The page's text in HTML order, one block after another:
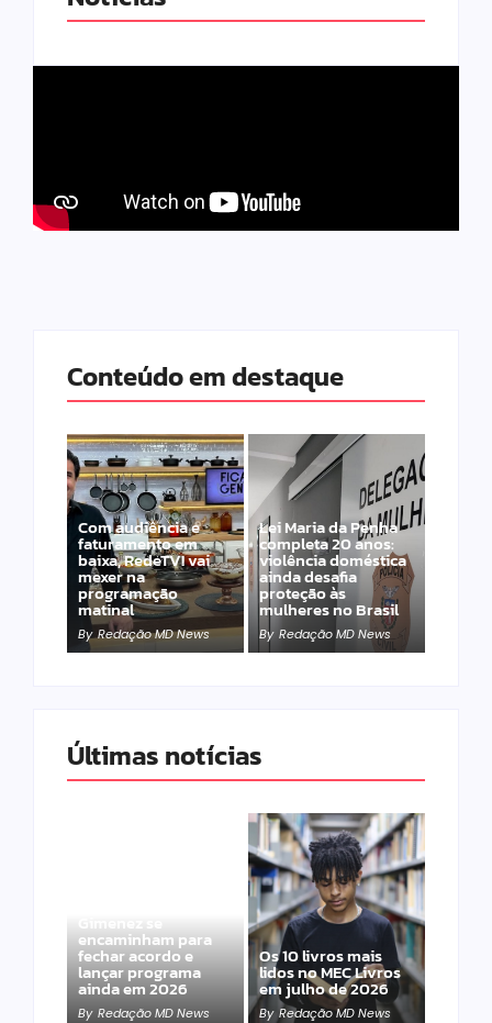
Conteúdo em destaque
Com audiência e
faturamento em
baixa, RedeTV! vai
mexer na
programação
matinal
By Redação MD News
Lei Maria da Penha
completa 20 anos:
violência doméstica
ainda desafia
proteção às
mulheres no Brasil
By Redação MD News
Últimas notícias
Gimenez se
encaminham para
fechar acordo e
lançar programa
ainda em 2026
By Redação MD News
Os 10 livros mais
lidos no MEC Livros
em julho de 2026
By Redação MD News